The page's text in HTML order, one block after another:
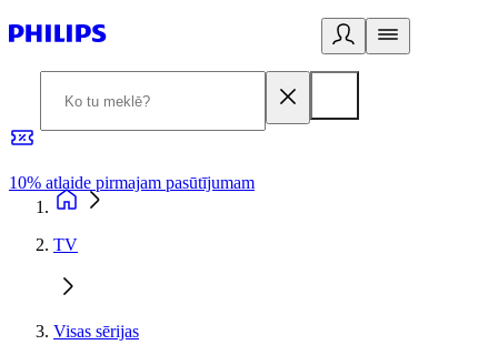
10% atlaide pirmajam pasūtījumam
TV
Visas sērijas